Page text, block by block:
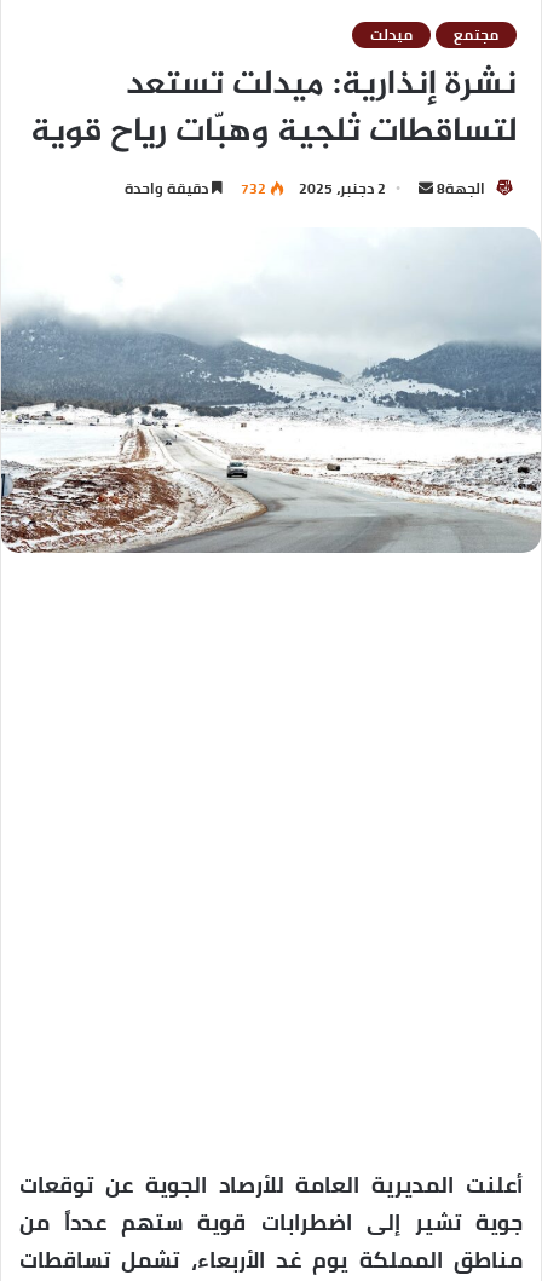
مجتمع ميدلت
نشرة إنذارية: ميدلت تستعد
لتساقطات ثلجية وهبّات رياح قوية
الجهة8 2 دجنبر، 2025 732 دقيقة واحدة
أعلنت المديرية العامة للأرصاد الجوية عن توقعات
جوية تشير إلى اضطرابات قوية ستهم عدداً من
مناطق المملكة يوم غد الأربعاء، تشمل تساقطات